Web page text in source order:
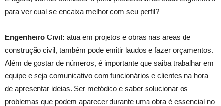
para ver qual se encaixa melhor com seu perfil?
Engenheiro Civil: atua em projetos e obras nas áreas de
construção civil, também pode emitir laudos e fazer orçamentos.
Além de gostar de números, é importante que saiba trabalhar em
equipe e seja comunicativo com funcionários e clientes na hora
de apresentar ideias. Ser metódico e saber solucionar os
problemas que podem aparecer durante uma obra é essencial no